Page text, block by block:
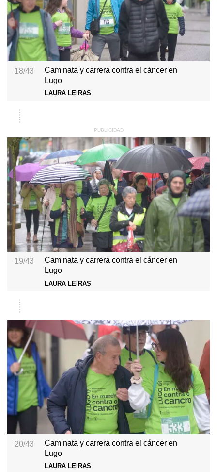
18/43
Caminata y carrera contra el cáncer en
Lugo
LAURA LEIRAS
19/43
Caminata y carrera contra el cáncer en
Lugo
LAURA LEIRAS
20/43
Caminata y carrera contra el cáncer en
Lugo
LAURA LEIRAS